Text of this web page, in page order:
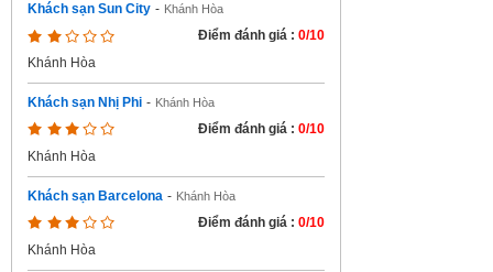
Khách sạn Sun City - Khánh Hòa
Điểm đánh giá : 0/10
Khánh Hòa
Khách sạn Nhị Phi - Khánh Hòa
Điểm đánh giá : 0/10
Khánh Hòa
Khách sạn Barcelona - Khánh Hòa
Điểm đánh giá : 0/10
Khánh Hòa